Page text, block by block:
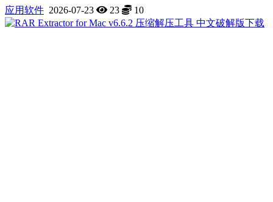
应用软件 2026-07-23 23 10